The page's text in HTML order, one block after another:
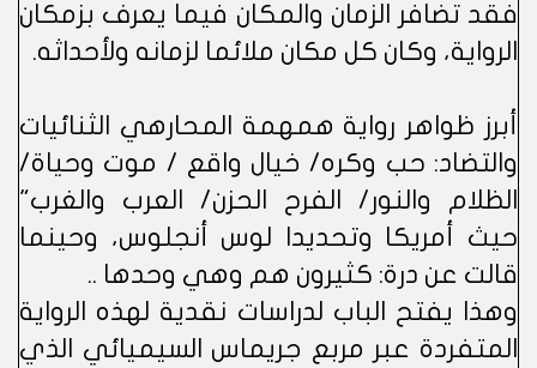
فقد تضافر الزمان والمكان فيما يعرف بزمكان
الرواية، وكان كل مكان ملائما لزمانه ولأحداثه.
أبرز ظواهر رواية همهمة المحارهي الثنائيات
والتضاد: حب وكره/ خيال واقع / موت وحياة/
الظلام والنور/ الفرح الحزن/ العرب والغرب"
حيث أمريكا وتحديدا لوس أنجلوس، وحينما
قالت عن درة: كثيرون هم وهي وحدها ..
وهذا يفتح الباب لدراسات نقدية لهذه الرواية
المتفردة عبر مربع جريماس السيميائي الذي